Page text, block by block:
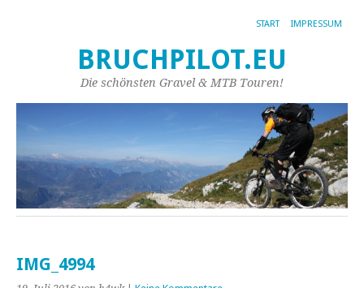
START IMPRESSUM
BRUCHPILOT.EU
Die schönsten Gravel & MTB Touren!
IMG_4994